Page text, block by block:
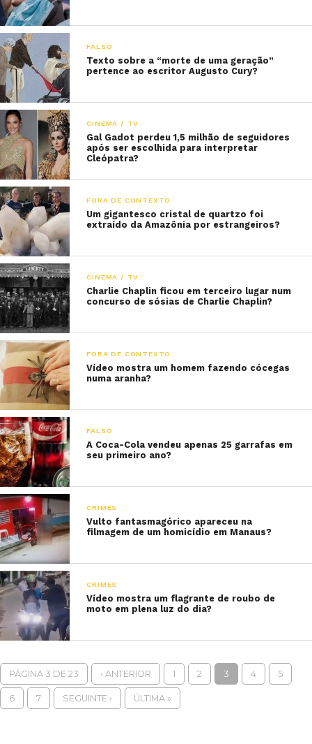
FALSO
Texto sobre a “morte de uma geração”
pertence ao escritor Augusto Cury?
CINEMA / TV
Gal Gadot perdeu 1,5 milhão de seguidores
após ser escolhida para interpretar
Cleópatra?
FORA DE CONTEXTO
Um gigantesco cristal de quartzo foi
extraído da Amazônia por estrangeiros?
CINEMA / TV
Charlie Chaplin ficou em terceiro lugar num
concurso de sósias de Charlie Chaplin?
FORA DE CONTEXTO
Vídeo mostra um homem fazendo cócegas
numa aranha?
FALSO
A Coca-Cola vendeu apenas 25 garrafas em
seu primeiro ano?
CRIMES
Vulto fantasmagórico apareceu na
filmagem de um homicídio em Manaus?
CRIMES
Vídeo mostra um flagrante de roubo de
moto em plena luz do dia?
PÁGINA 3 DE 23 ‹ ANTERIOR 1 2 3 4 5
6 7 SEGUINTE › ÚLTIMA »